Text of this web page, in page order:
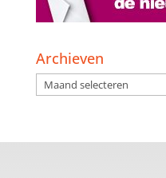
Archieven
Archieven